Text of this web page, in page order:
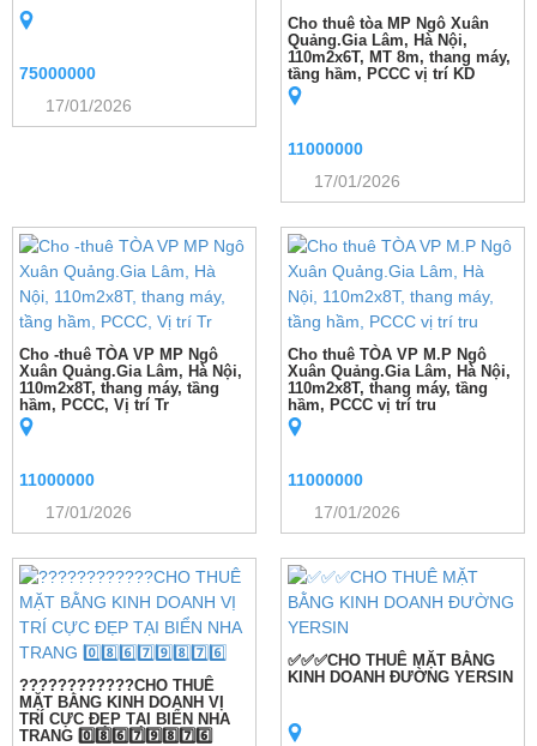
75000000
17/01/2026
Cho thuê tòa MP Ngô Xuân
Quảng.Gia Lâm, Hà Nội,
110m2x6T, MT 8m, thang máy,
tầng hầm, PCCC vị trí KD
11000000
17/01/2026
Cho -thuê TÒA VP MP Ngô
Xuân Quảng.Gia Lâm, Hà Nội,
110m2x8T, thang máy, tầng
hầm, PCCC, Vị trí Tr
11000000
17/01/2026
Cho thuê TÒA VP M.P Ngô
Xuân Quảng.Gia Lâm, Hà Nội,
110m2x8T, thang máy, tầng
hầm, PCCC vị trí tru
11000000
17/01/2026
????????????CHO THUÊ
MẶT BẰNG KINH DOANH VỊ
TRÍ CỰC ĐẸP TẠI BIỂN NHA
TRANG 0️⃣8️⃣6️⃣7️⃣9️⃣8️⃣7️⃣6️⃣
✅✅✅CHO THUÊ MẶT BẰNG
KINH DOANH ĐƯỜNG YERSIN